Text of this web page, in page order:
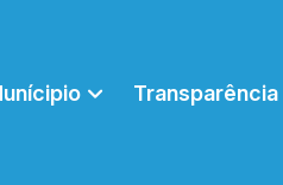
Transparência